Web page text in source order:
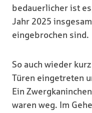
bedauerlicher ist
Jahr 2025
eingebrochen sind.
So auch wieder
Türen eingetreten
Ein
waren weg. Im